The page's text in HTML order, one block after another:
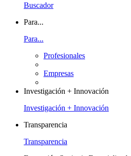
Buscador
Para...
Para...
Profesionales
Empresas
Investigación + Innovación
Investigación + Innovación
Transparencia
Transparencia